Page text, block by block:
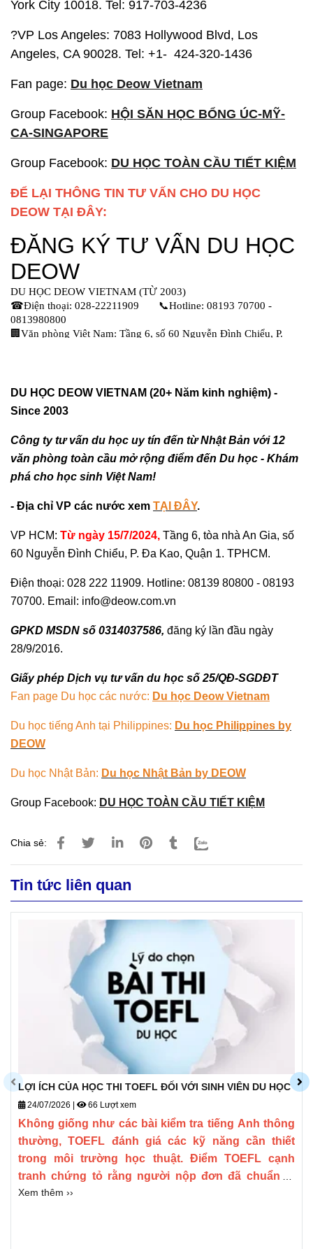
York City 10018. Tel: 917-703-4236
?VP Los Angeles: 7083 Hollywood Blvd, Los
Angeles, CA 90028. Tel: +1- 424-320-1436
Fan page: Du học Deow Vietnam
Group Facebook: HỘI SĂN HỌC BỔNG ÚC-MỸ-
CA-SINGAPORE
Group Facebook: DU HỌC TOÀN CẦU TIẾT KIỆM
ĐỂ LẠI THÔNG TIN TƯ VẤN CHO DU HỌC
DEOW TẠI ĐÂY:
DU HỌC DEOW VIETNAM (20+ Năm kinh nghiệm) -
Since 2003
Công ty tư vấn du học uy tín đến từ Nhật Bản với 12
văn phòng toàn cầu mở rộng điểm đến Du học - Khám
phá cho học sinh Việt Nam!
- Địa chỉ VP các nước xem TẠI ĐÂY.
VP HCM: Từ ngày 15/7/2024, Tầng 6, tòa nhà An Gia, số
60 Nguyễn Đình Chiểu, P. Đa Kao, Quận 1. TPHCM.
Điện thoại: 028 222 11909. Hotline: 08139 80800 - 08193
70700. Email: info@deow.com.vn
GPKD MSDN số 0314037586, đăng ký lần đầu ngày
28/9/2016.
Giấy phép Dịch vụ tư vấn du học số 25/QĐ-SGDĐT
Fan page Du học các nước: Du học Deow Vietnam
Du học tiếng Anh tại Philippines: Du học Philippines by
DEOW
Du học Nhật Bản: Du học Nhật Bản by DEOW
Group Facebook: DU HỌC TOÀN CẦU TIẾT KIỆM
Chia sẻ:
Tin tức liên quan
LỢI ÍCH CỦA HỌC THI TOEFL ĐỐI VỚI SINH VIÊN DU HỌC
24/07/2026 | 66 Lượt xem
Không giống như các bài kiểm tra tiếng Anh thông
thường, TOEFL đánh giá các kỹ năng cần thiết
trong môi trường học thuật. Điểm TOEFL cạnh
tranh chứng tỏ rằng người nộp đơn đã chuẩn bị
sẵn sàng để học tập trong môi trường nói tiếng
Xem thêm ››